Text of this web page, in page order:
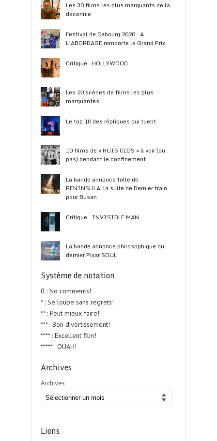
Les 30 films les plus marquants de la
décennie
Festival de Cabourg 2020 : A
L’ABORDAGE remporte le Grand Prix
Critique : HOLLYWOOD
Les 20 scènes de films les plus
marquantes
Le top 10 des répliques qui tuent
10 films de « HUIS CLOS » à voir (ou
pas) pendant le confinement
La bande annonce folle de
PENINSULA, la suite de Dernier train
pour Busan
Critique : INVISIBLE MAN
La bande annonce philosophique du
dernier Pixar SOUL
Système de notation
0 : No comments!
* : Se loupe sans regrets!
** : Peut mieux faire!
*** : Bon divertissement!
**** : Excellent film!
***** : OUAH!
Archives
Archives
Liens